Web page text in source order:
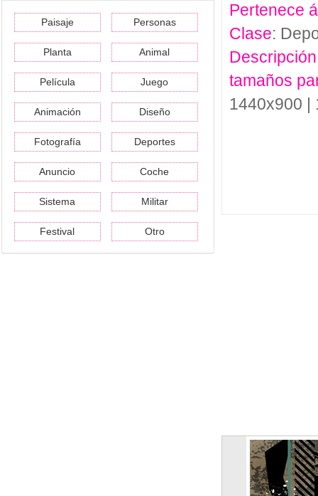
Paisaje Personas
Planta Animal
Película Juego
Animación Diseño
Fotografía Deportes
Anuncio Coche
Sistema Militar
Festival Otro
Pertenece
Clase:
Descripción
tamaños
1440x900 |